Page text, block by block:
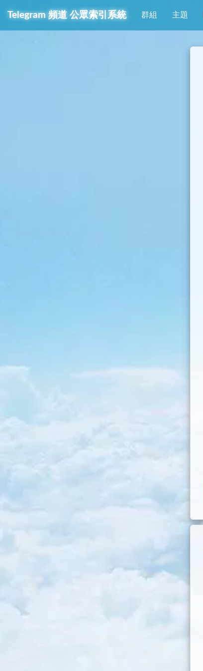
Telegram 頻道 公眾索引系統 群組 主題